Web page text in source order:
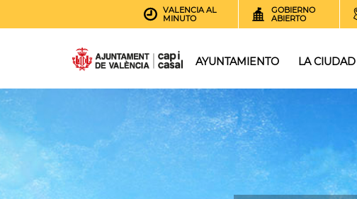
VALENCIA AL
MINUTO
GOBIERNO
ABIERTO
AYUNTAMIENTO LA CIUDAD